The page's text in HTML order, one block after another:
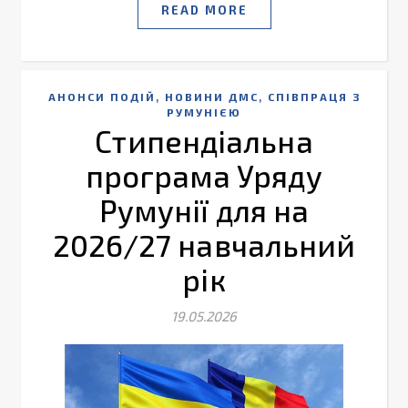
READ MORE
АНОНСИ ПОДІЙ , НОВИНИ ДМС , СПІВПРАЦЯ З
РУМУНІЄЮ
Стипендіальна
програма Уряду
Румунії для на
2026/27 навчальний
рік
19.05.2026